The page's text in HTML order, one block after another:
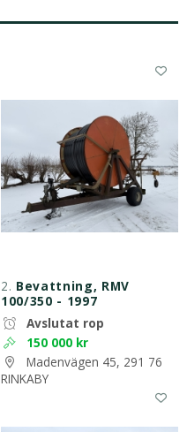
2. Bevattning, RMV
100/350 - 1997
Avslutat rop
150 000 kr
Madenvägen 45, 291 76
RINKABY